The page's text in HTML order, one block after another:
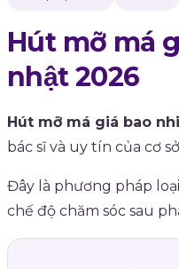
Hút mỡ má
nhật 2026
Hút mỡ má giá bao
bác sĩ và uy tín của cơ
Đây là phương pháp
chế độ chăm sóc sau